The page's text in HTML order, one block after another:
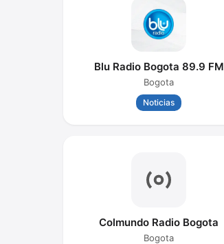
Blu Radio Bogota 89.9 FM
Bogota
Noticias
Colmundo Radio Bogota
Bogota